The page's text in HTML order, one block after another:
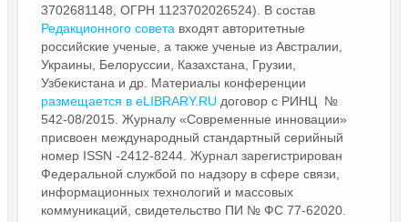
3702681148, ОГРН 1123702026524). В состав
Редакционного совета входят авторитетные
российские ученые, а также ученые из Австралии,
Украины, Белоруссии, Казахстана, Грузии,
Узбекистана и др. Материалы конференции
размещается в eLIBRARY.RU договор с РИНЦ №
542-08/2015. Журналу «Современные инновации»
присвоен международный стандартный серийный
номер ISSN -2412-8244. Журнал зарегистрирован
Федеральной службой по надзору в сфере связи,
информационных технологий и массовых
коммуникаций, свидетельство ПИ № ФС 77-62020.